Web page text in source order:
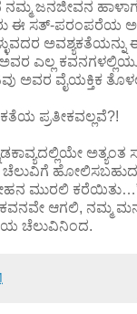
ಜನಜೀವನ
ಈ ಸತ್-ಪರಂಪರೆಯ
ಅವಶ್ಯಕತೆಯನ್ನು
ಅವರ ಎಲ್ಲ
ಅವರ ವೈಯಕ್ತಿಕ
ಪ್ರತೀಕವಲ್ಲವೆ?!
ಅತ್ಯಂತ
ಚೆಲುವಿಗೆ
ಮುರಲಿ
ಆಗಲಿ, ನಮ್ಮ
ಚೆಲುವಿನಿಂದ.